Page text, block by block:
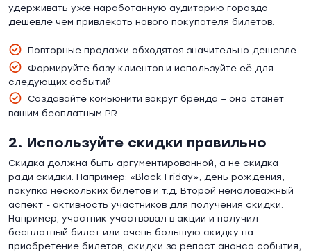
удерживать уже наработанную аудиторию гораздо
дешевле чем привлекать нового покупателя билетов.
Повторные продажи обходятся значительно дешевле
Формируйте базу клиентов и используйте её для
следующих событий
Создавайте комьюнити вокруг бренда – оно станет
вашим бесплатным PR
2. Используйте скидки правильно
Скидка должна быть аргументированной, а не скидка
ради скидки. Например: «Black Friday», день рождения,
покупка нескольких билетов и т.д. Второй немаловажный
аспект - активность участников для получения скидки.
Например, участник участвовал в акции и получил
бесплатный билет или очень большую скидку на
приобретение билетов, скидки за репост анонса события,